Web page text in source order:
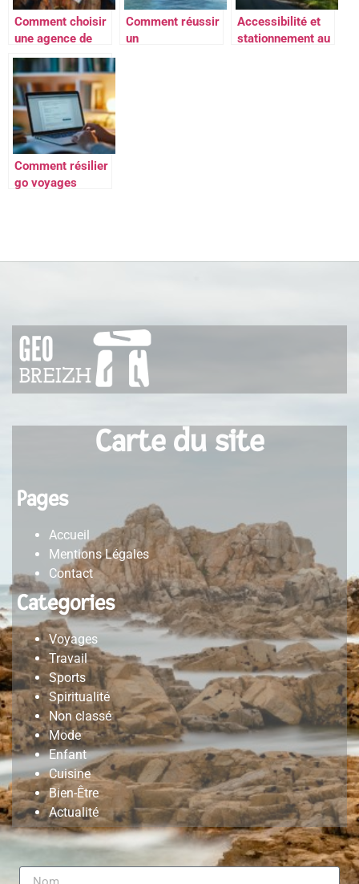
Comment choisir
une agence de
voyage pour un
séjour sur
mesure dans le
monde
Comment réussir
un
Accessibilité et
stationnement au
Comment résilier
go voyages
Carte du site
Pages
Accueil
Mentions Légales
Contact
Categories
Voyages
Travail
Sports
Spiritualité
Non classé
Mode
Enfant
Cuisine
Bien-Être
Actualité